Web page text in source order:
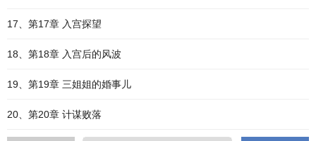
17、第17章 入宫探望
18、第18章 入宫后的风波
19、第19章 三姐姐的婚事儿
20、第20章 计谋败落